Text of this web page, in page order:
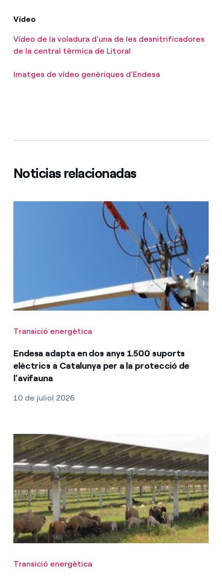
Vídeo
Vídeo de la voladura d'una de les desnitrificadores
de la central tèrmica de Litoral
Imatges de vídeo genèriques d'Endesa
Noticias relacionadas
Transició energètica
Endesa adapta en dos anys 1.500 suports
elèctrics a Catalunya per a la protecció de
l'avifauna
10 de juliol 2026
Transició energètica